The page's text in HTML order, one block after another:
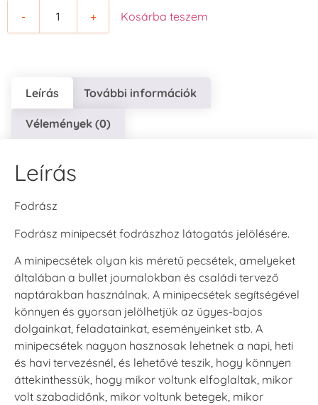
- + Kosárba teszem
Leírás További információk
Vélemények (0)
Leírás
Fodrász
Fodrász minipecsét fodrászhoz látogatás jelölésére.
A minipecsétek olyan kis méretű pecsétek, amelyeket
általában a bullet journalokban és családi tervező
naptárakban használnak. A minipecsétek segítségével
könnyen és gyorsan jelölhetjük az ügyes-bajos
dolgainkat, feladatainkat, eseményeinket stb. A
minipecsétek nagyon hasznosak lehetnek a napi, heti
és havi tervezésnél, és lehetővé teszik, hogy könnyen
áttekinthessük, hogy mikor voltunk elfoglaltak, mikor
volt szabadidőnk, mikor voltunk betegek, mikor